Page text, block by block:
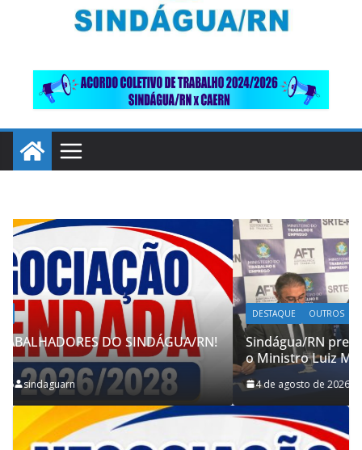
DESTAQUE OUTROS
Sindágua/RN presente em importante debate com
o Ministro Luiz Marinho!
4 de agosto de 2026 sindaguarn